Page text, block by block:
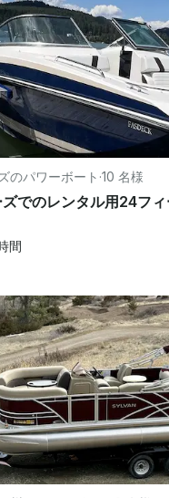
のパワーボート ·10 名様
間